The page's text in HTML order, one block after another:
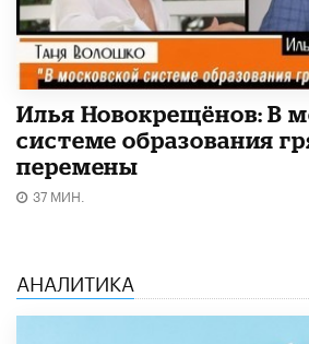
Илья Новокрещёнов: В
системе образования
перемены
37 МИН.
АНАЛИТИКА